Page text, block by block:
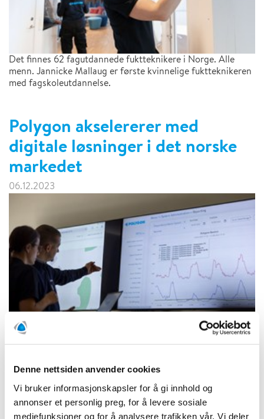
Denne nettsiden anvender cookies
Vi bruker informasjonskapsler for å gi innhold og
annonser et personlig preg, for å levere sosiale
mediefunksjoner og for å analysere trafikken vår. Vi deler
Det finnes 62 fagutdannede fuktteknikere i Norge. Alle
menn. Jannicke Mallaug er første kvinnelige fuktteknikeren
med fagskoleutdannelse.
Polygon akselererer med
digitale løsninger i det norske
markedet
06.12.2023
Andersen, en dyktig profesjonell med en vellykket track
record på Construction City, hvor han fungerte som
prosjektleder med strategisk fokus, vil spille en sentral rolle
i å fremme Polygons forpliktelse til å drive